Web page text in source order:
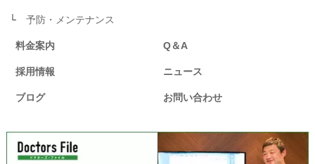
予防・メンテナンス
料金案内 Q＆A
採用情報 ニュース
ブログ お問い合わせ